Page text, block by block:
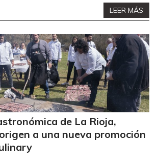
LEER MÁS
de La Rioja,
a una nueva promoción